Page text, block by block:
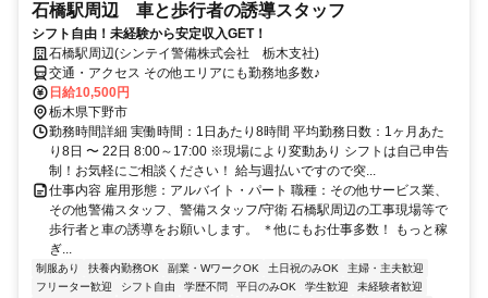
石橋駅周辺 車と歩行者の誘導スタッフ
シフト自由！未経験から安定収入GET！
石橋駅周辺(シンテイ警備株式会社 栃木支社)
交通・アクセス その他エリアにも勤務地多数♪
日給10,500円
栃木県下野市
勤務時間詳細 実働時間：1日あたり8時間 平均勤務日数：1ヶ月あた
り8日 〜 22日 8:00～17:00 ※現場により変動あり シフトは自己申告
制！お気軽にご相談ください！ 給与週払いですので突...
仕事内容 雇用形態：アルバイト・パート 職種：その他サービス業、
その他警備スタッフ、警備スタッフ/守衛 石橋駅周辺の工事現場等で
歩行者と車の誘導をお願いします。 ＊他にもお仕事多数！ もっと稼
ぎ...
制服あり 扶養内勤務OK 副業・WワークOK 土日祝のみOK
主婦・主夫歓迎
フリーター歓迎
シフト自由 学歴不問 平日のみOK 学生歓迎
未経験者歓迎